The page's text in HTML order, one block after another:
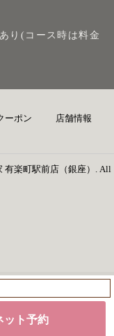
り(コース時は料金
ーポン 店舗情報
有楽町駅前店（銀座）. All
ット予約